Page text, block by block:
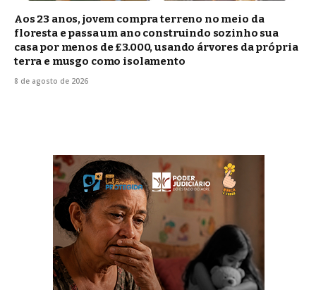
Aos 23 anos, jovem compra terreno no meio da
floresta e passa um ano construindo sozinho sua
casa por menos de £3.000, usando árvores da própria
terra e musgo como isolamento
8 de agosto de 2026